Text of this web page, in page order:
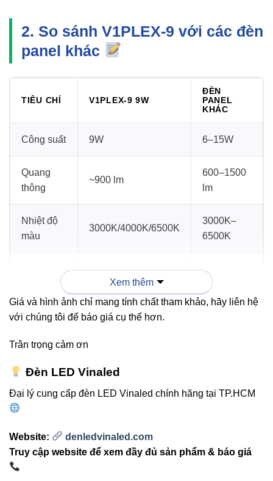
2. So sánh V1PLEX-9 với các đèn
panel khác
TIÊU CHÍ V1PLEX-9 9W
ĐÈN
PANEL
KHÁC
Công suất 9W 6–15W
Quang
thông
~900 lm
600–1500
lm
Nhiệt độ
màu
3000K/4000K/6500K
3000K–
6500K
>30.000 giờ
20.000–
35.000 giờ
Chỉ số
3. Ứng dụng thực tế
Chiếu sáng showroom, cửa hàng, quầy trưng bày.
Chiếu sáng các không gian thương mại, dịch vụ.
Xem thêm
Giá và hình ảnh chỉ mang tính chất tham khảo, hãy liên hệ
với chúng tôi để báo giá cụ thể hơn.
Trân trọng cảm ơn
Đèn LED Vinaled
Đại lý cung cấp đèn LED Vinaled chính hãng tại TP.HCM
Website:
denledvinaled.com
Truy cập website để xem đầy đủ sản phẩm & báo giá